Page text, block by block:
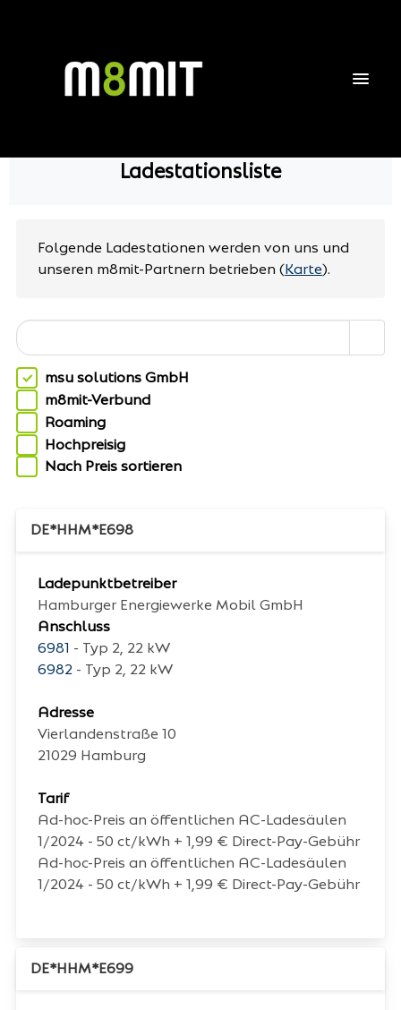
Ladestationsliste
Folgende Ladestationen werden von uns und
unseren m8mit-Partnern betrieben (Karte).
msu solutions GmbH
m8mit-Verbund
Roaming
Hochpreisig
Nach Preis sortieren
DE*HHM*E698
Ladepunktbetreiber
Hamburger Energiewerke Mobil GmbH
Anschluss
6981 - Typ 2, 22 kW
6982 - Typ 2, 22 kW
Adresse
Vierlandenstraße 10
21029 Hamburg
Tarif
Ad-hoc-Preis an öffentlichen AC-Ladesäulen
1/2024 - 50 ct/kWh + 1,99 € Direct-Pay-Gebühr
Ad-hoc-Preis an öffentlichen AC-Ladesäulen
1/2024 - 50 ct/kWh + 1,99 € Direct-Pay-Gebühr
DE*HHM*E699